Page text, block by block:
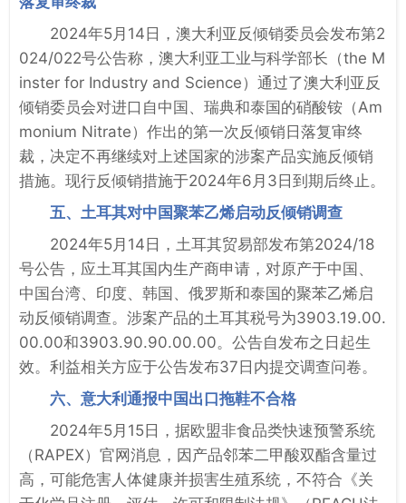
2024年5月14日，澳大利亚反倾销委员会发布第2
024/022号公告称，澳大利亚工业与科学部长（the M
inster for Industry and Science）通过了澳大利亚反
倾销委员会对进口自中国、瑞典和泰国的硝酸铵（Am
monium Nitrate）作出的第一次反倾销日落复审终
裁，决定不再继续对上述国家的涉案产品实施反倾销
措施。现行反倾销措施于2024年6月3日到期后终止。
五、土耳其对中国聚苯乙烯启动反倾销调查
2024年5月14日，土耳其贸易部发布第2024/18
号公告，应土耳其国内生产商申请，对原产于中国、
中国台湾、印度、韩国、俄罗斯和泰国的聚苯乙烯启
动反倾销调查。涉案产品的土耳其税号为3903.19.00.
00.00和3903.90.90.00.00。公告自发布之日起生
效。利益相关方应于公告发布37日内提交调查问卷。
六、意大利通报中国出口拖鞋不合格
2024年5月15日，据欧盟非食品类快速预警系统
（RAPEX）官网消息，因产品邻苯二甲酸双酯含量过
高，可能危害人体健康并损害生殖系统，不符合《关